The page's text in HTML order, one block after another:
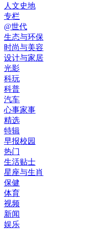
人文史地
专栏
@世代
生态与环保
时尚与美容
设计与家居
光影
科玩
科普
汽车
心事家事
精选
特辑
早报校园
热门
生活贴士
星座与生肖
保健
体育
视频
新闻
娱乐